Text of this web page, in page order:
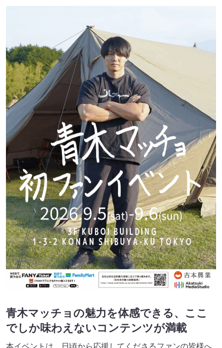
青木マッチョの魅力を体感できる、ここ
でしか味わえないコンテンツが満載
本イベントは、日頃から応援してくださるファンの皆様へ